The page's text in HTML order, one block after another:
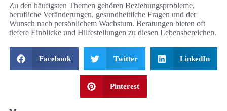
Zu den häufigsten Themen gehören Beziehungsprobleme,
berufliche Veränderungen, gesundheitliche Fragen und der
Wunsch nach persönlichem Wachstum. Beratungen bieten oft
tiefere Einblicke und Hilfestellungen zu diesen Lebensbereichen.
Facebook Twitter LinkedIn
Pinterest